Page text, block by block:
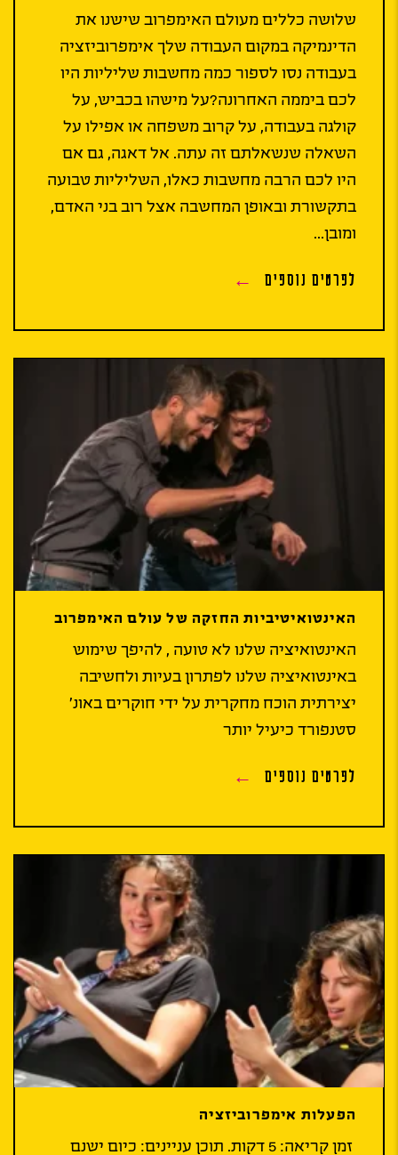
שלושה כללים מעולם האימפרוב שישנו את
הדינמיקה במקום העבודה שלך אימפרוביזציה
בעבודה נסו לספור כמה מחשבות שליליות היו
לכם ביממה האחרונה?על מישהו בכביש, על
קולגה בעבודה, על קרוב משפחה או אפילו על
השאלה שנשאלתם זה עתה. אל דאגה, גם אם
היו לכם הרבה מחשבות כאלו, השליליות טבועה
בתקשורת ובאופן המחשבה אצל רוב בני האדם,
ומובן...
לפרטים נוספים
האינטואיטיביות החזקה של עולם האימפרוב
האינטואיציה שלנו לא טועה , להיפך שימוש
באינטואיציה שלנו לפתרון בעיות ולחשיבה
יצירתית הוכח מחקרית על ידי חוקרים באונ'
סטנפורד כיעיל יותר
לפרטים נוספים
הפעלות אימפרוביזציה
זמן קריאה: 5 דקות. תוכן עניינים: כיום ישנם